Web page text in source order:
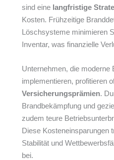
sind eine langfristige
Kosten. Frühzeitige
Löschsysteme minimieren
Inventar, was finanzielle
Unternehmen, die moderne
implementieren, profitieren
Versicherungsprämien.
Brandbekämpfung und
zudem teure
Diese Kosteneinsparungen
Stabilität und
bei.